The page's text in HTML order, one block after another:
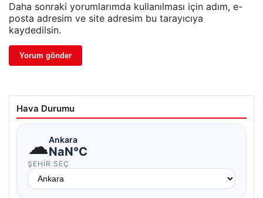
Daha sonraki yorumlarımda kullanılması için adım, e-
posta adresim ve site adresim bu tarayıcıya
kaydedilsin.
Hava Durumu
☁Ankara
NaN°C
ŞEHIR SEÇ